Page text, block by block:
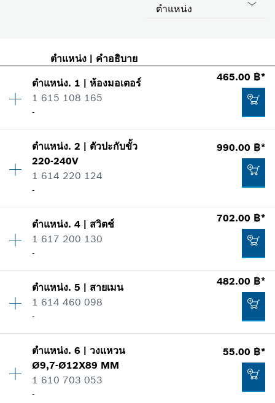
ตำแหน่ง
ตำแหน่ง| คำอธิบาย
ตำแหน่ง. 1 | ห้องมอเตอร์
1 615 108 165
-
465.00 ฿*
ปริมาณ 1
ราคากลุ่ม:
ข้อมูลชิ้นส่วนอะไหล่
แสดงในรูป
465.00 ฿*
ตำแหน่ง.2 | ตัวปะกับขั้ว
220-240V
1 614 220 124
-
990.00 ฿*
ปริมาณ 1
ราคากลุ่ม: 33
รายการการใช้
แสดงในรูป
990.00 ฿*
ตำแหน่ง.4 | สวิตช์
1 617 200 130
-
702.00 ฿*
ปริมาณ 1
ราคากลุ่ม: 36
รายการการใช้
แสดงในรูป
ตำแหน่ง.5 | สายเมน
1 614 460 098
-
482.00 ฿*
ปริมาณ 1
ราคากลุ่ม:30
ข้อมูลชิ้นส่วนอะไหล่
ตำแหน่ง.6 |วงแหวน
Ø9,7-Ø12X89 MM
1 610 703 053
-
55.00 ฿*